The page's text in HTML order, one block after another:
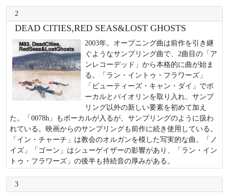
2
DEAD CITIES,RED SEAS&LOST GHOSTS
2003年。オープニング曲は前作を引き継
ぐようなサンプリング曲で、2曲目の「ア
ンレコーデッド」から本格的に曲が始ま
る。「ラン・イントゥ・フラワーズ」
「ビューティーズ・キャン・ダイ」でボ
ーカルとバイオリンを取り入れ、サンプ
リング以外の新しい要素を初めて加え
た。「0078h」もボーカルが入るが、サンプリングのように扱わ
れている。映画からのサンプリングも前作に続き使用している。
「イン・チャーチ」は教会のオルガンを模した写実的な曲。「ノ
イズ」「ゴーン」はシューゲイザーの影響があり、「ラン・イン
トゥ・フラワーズ」の後半も持続音の厚みがある。
3